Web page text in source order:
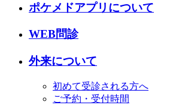
ポケメドアプリについて
WEB問診
外来について
初めて受診される方へ
ご予約・受付時間